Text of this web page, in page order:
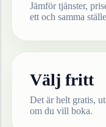
Jämför tjänster,
ett och samma
Välj fritt
Det är helt gratis,
om du vill boka.